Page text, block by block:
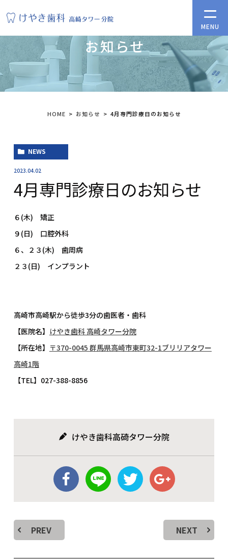
お知らせ
HOME お知らせ 4月専門診療日のお知らせ
NEWS
2023.04.02
4月専門診療日のお知らせ
６(木) 矯正
９(日) 口腔外科
６、２３(木) 歯周病
２３(日) インプラント
高崎市高崎駅から徒歩3分の歯医者・歯科
【医院名】 けやき歯科 高崎タワー分院
【所在地】 〒370-0045 群馬県高崎市東町32-1ブリリアタワー
高崎1階
【TEL】027-388-8856
けやき歯科高碕タワー分院
PREV NEXT